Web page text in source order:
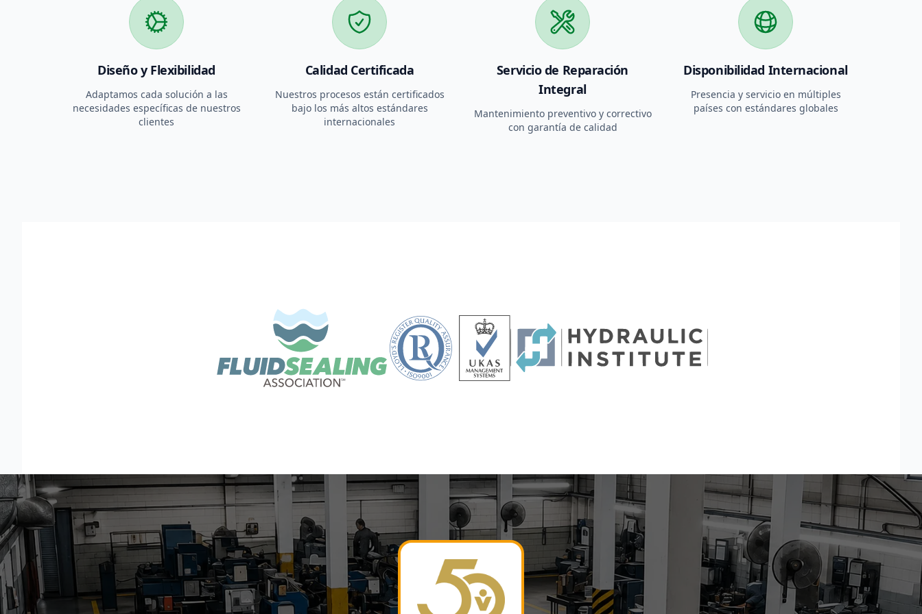
Diseño y Flexibilidad
Adaptamos cada solución a las
necesidades específicas de nuestros
clientes
Calidad Certificada
Nuestros procesos están certificados
bajo los más altos estándares
internacionales
Servicio de Reparación
Integral
Mantenimiento preventivo y correctivo
con garantía de calidad
Disponibilidad Internacional
Presencia y servicio en múltiples
países con estándares globales